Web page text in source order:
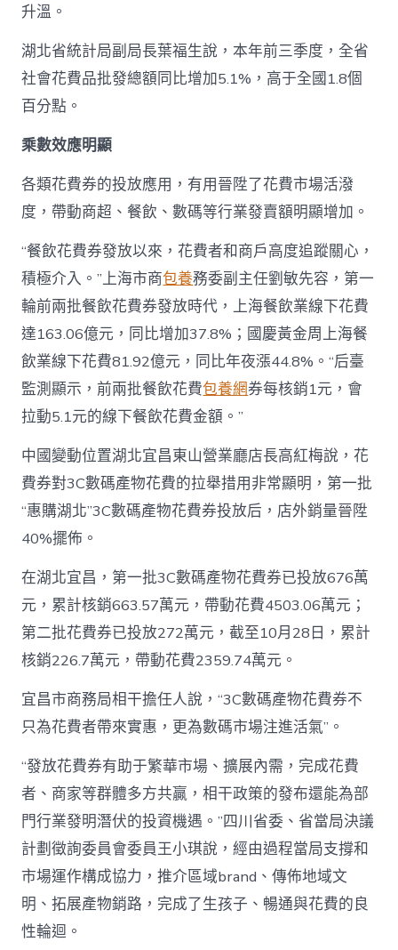
升溫。
湖北省統計局副局長葉福生說，本年前三季度，全省
社會花費品批發總額同比增加5.1%，高于全國1.8個
百分點。
乘數效應明顯
各類花費券的投放應用，有用晉陞了花費市場活潑
度，帶動商超、餐飲、數碼等行業發賣額明顯增加。
“餐飲花費券發放以來，花費者和商戶高度追蹤關心，
積極介入。”上海市商包養務委副主任劉敏先容，第一
輪前兩批餐飲花費券發放時代，上海餐飲業線下花費
達163.06億元，同比增加37.8%；國慶黃金周上海餐
飲業線下花費81.92億元，同比年夜漲44.8%。“后臺
監測顯示，前兩批餐飲花費包養網券每核銷1元，會
拉動5.1元的線下餐飲花費金額。”
中國變動位置湖北宜昌東山營業廳店長高紅梅說，花
費券對3C數碼產物花費的拉舉措用非常顯明，第一批
“惠購湖北”3C數碼產物花費券投放后，店外銷量晉陞
40%擺佈。
在湖北宜昌，第一批3C數碼產物花費券已投放676萬
元，累計核銷663.57萬元，帶動花費4503.06萬元；
第二批花費券已投放272萬元，截至10月28日，累計
核銷226.7萬元，帶動花費2359.74萬元。
宜昌市商務局相干擔任人說，“3C數碼產物花費券不
只為花費者帶來實惠，更為數碼市場注進活氣”。
“發放花費券有助于繁華市場、擴展內需，完成花費
者、商家等群體多方共贏，相干政策的發布還能為部
門行業發明潛伏的投資機遇。”四川省委、省當局決議
計劃徵詢委員會委員王小琪說，經由過程當局支撐和
市場運作構成協力，推介區域brand、傳佈地域文
明、拓展產物銷路，完成了生孩子、暢通與花費的良
性輪迴。